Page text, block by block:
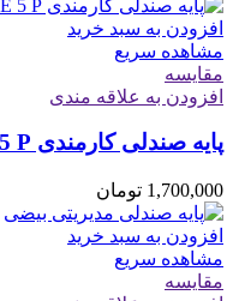
افزودن به سبد خرید
مشاهده سریع
مقایسه
افزودن به علاقه مندی
پایه صندلی کارمندی CHAIR BASE 5 P
1,700,000 تومان
افزودن به سبد خرید
مشاهده سریع
مقایسه